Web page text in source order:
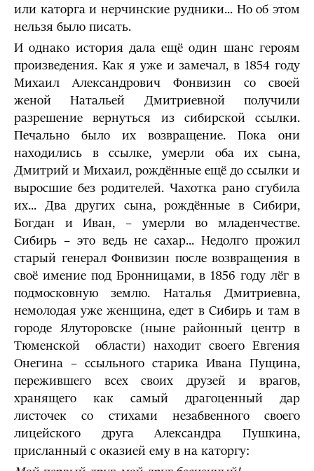
или каторга и нерчинские рудники... Но об этом
нельзя было писать.
И однако история дала ещё один шанс героям
произведения. Как я уже и замечал, в 1854 году
Михаил Александрович Фонвизин со своей
женой Натальей Дмитриевной получили
разрешение вернуться из сибирской ссылки.
Печально было их возвращение. Пока они
находились в ссылке, умерли оба их сына,
Дмитрий и Михаил, рождённые ещё до ссылки и
выросшие без родителей. Чахотка рано сгубила
их... Два других сына, рождённые в Сибири,
Богдан и Иван, – умерли во младенчестве.
Сибирь – это ведь не сахар... Недолго прожил
старый генерал Фонвизин после возвращения в
своё имение под Бронницами, в 1856 году лёг в
подмосковную землю. Наталья Дмитриевна,
немолодая уже женщина, едет в Сибирь и там в
городе Ялуторовске (ныне районный центр в
Тюменской области) находит своего Евгения
Онегина – ссыльного старика Ивана Пущина,
пережившего всех своих друзей и врагов,
хранящего как самый драгоценный дар
листочек со стихами незабвенного своего
лицейского друга Александра Пушкина,
присланный с оказией ему в на каторгу: